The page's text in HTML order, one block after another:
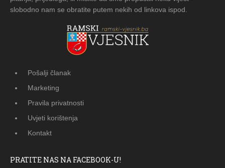
slobodno nam se obratite putem nekih od linkova ispod.
Pošalji članak
Marketing
Pravila privatnosti
Uvjeti korištenja
Kontakt
PRATITE NAS NA FACEBOOK-U!